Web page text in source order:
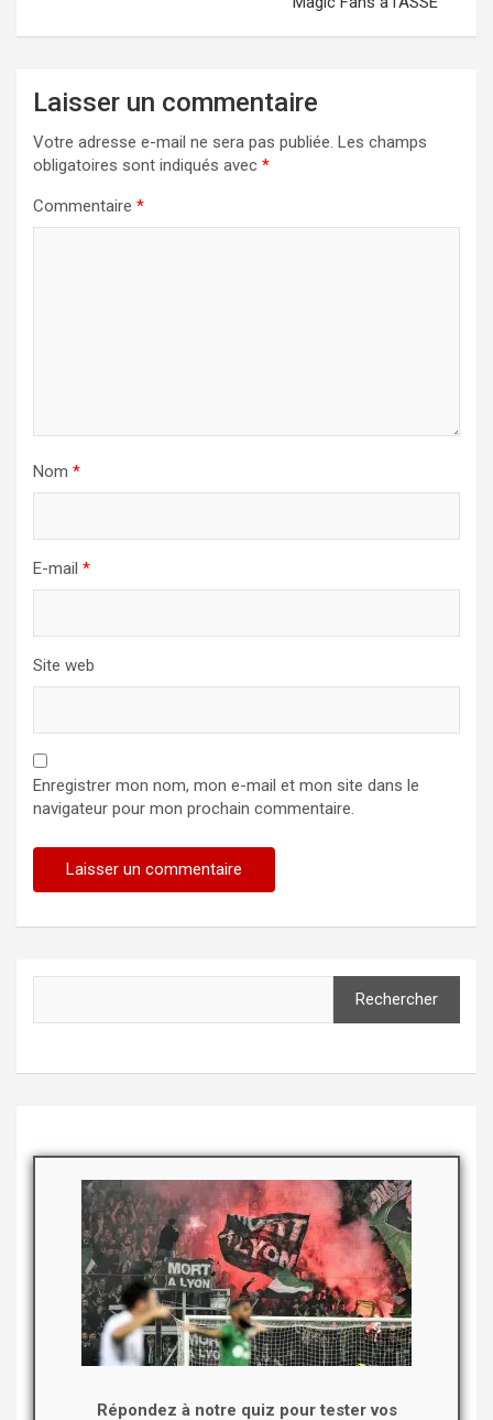
Laisser un commentaire
Votre adresse e-mail ne sera pas publiée. Les champs
obligatoires sont indiqués avec *
Commentaire *
Nom *
E-mail *
Site web
Enregistrer mon nom, mon e-mail et mon site dans le
navigateur pour mon prochain commentaire.
Rechercher
Répondez à notre quiz pour tester vos